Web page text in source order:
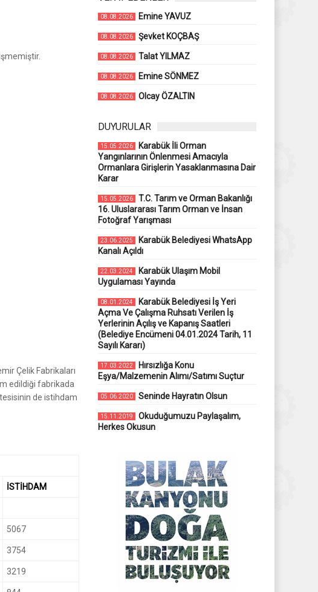
Çelik Fabrikaları
edildiği fabrikada
de istihdam
İSTİHDAM
5067
3754
3219
08.08.2026 Emine YAVUZ
08.08.2026 Şevket KOÇBAŞ
08.08.2026 Talat YILMAZ
08.08.2026 Emine SÖNMEZ
08.08.2026 Olcay ÖZALTIN
DUYURULAR
15.05.2026
Karabük İli Orman
Yangınlarının Önlenmesi Amacıyla
Ormanlara Girişlerin Yasaklanmasına Dair
Karar
15.05.2026
T.C. Tarım ve Orman Bakanlığı
16. Uluslararası Tarım Orman ve İnsan
Fotoğraf Yarışması
23.06.2025
Karabük Belediyesi WhatsApp
Kanalı Açıldı
22.03.2024
Karabük Ulaşım Mobil
Uygulaması Yayında
08.01.2024
Karabük Belediyesi İş Yeri
Açma Ve Çalışma Ruhsatı Verilen İş
Yerlerinin Açılış ve Kapanış Saatleri
(Belediye Encümeni 04.01.2024 Tarih, 11
Sayılı Kararı)
17.03.2022
Hırsızlığa Konu
Eşya/Malzemenin Alımı/Satımı Suçtur
05.06.2020 Seninde Hayratın Olsun
15.11.2019
Okuduğumuzu Paylaşalım,
Herkes Okusun